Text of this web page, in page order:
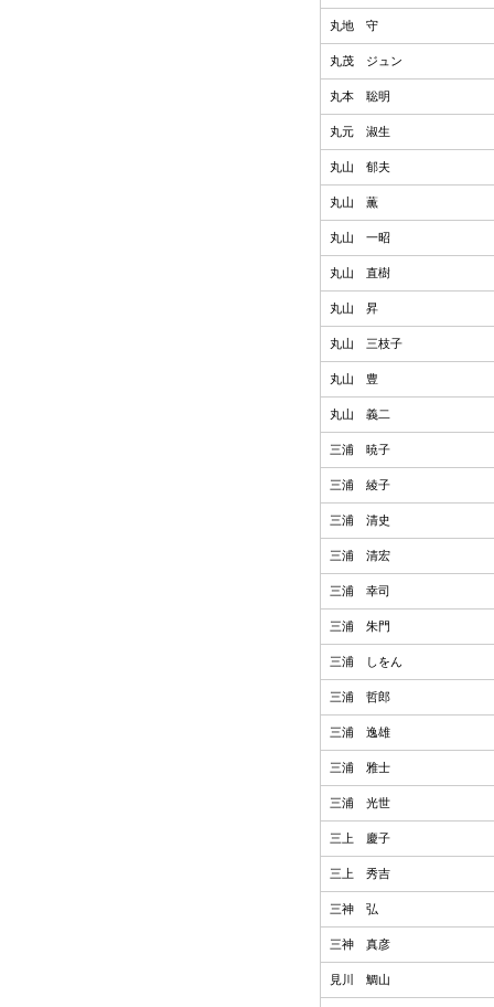
丸地 守
丸茂 ジュン
丸本 聡明
丸元 淑生
丸山 郁夫
丸山 薫
丸山 一昭
丸山 直樹
丸山 昇
丸山 三枝子
丸山 豊
丸山 義二
三浦 暁子
三浦 綾子
三浦 清史
三浦 清宏
三浦 幸司
三浦 朱門
三浦 しをん
三浦 哲郎
三浦 逸雄
三浦 雅士
三浦 光世
三上 慶子
三上 秀吉
三神 弘
三神 真彦
見川 鯛山